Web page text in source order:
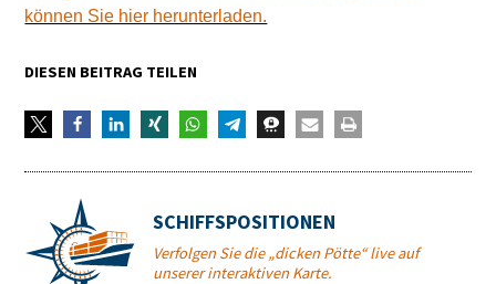
können Sie hier herunterladen.
DIESEN BEITRAG TEILEN
SCHIFFSPOSITIONEN
Verfolgen Sie die „dicken Pötte“ live auf
unserer interaktiven Karte.